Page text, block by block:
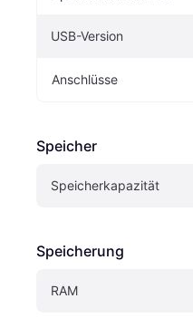
USB-Version
Anschlüsse
Speicher
Speicherkapazität
Speicherung
RAM